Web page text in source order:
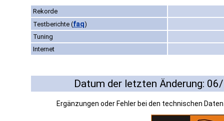
Rekorde
Testberichte (faq)
Tuning
Internet
Datum der letzten Änderung:
Ergänzungen oder Fehler bei den technischen